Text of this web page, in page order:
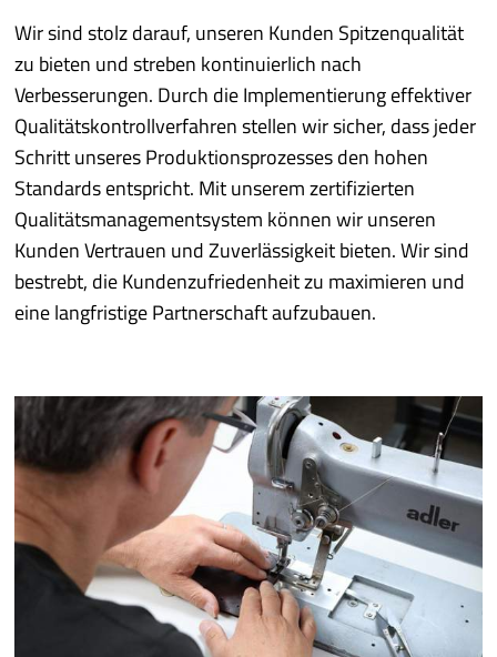
Wir sind stolz darauf, unseren Kunden Spitzenqualität
zu bieten und streben kontinuierlich nach
Verbesserungen. Durch die Implementierung effektiver
Qualitätskontrollverfahren stellen wir sicher, dass jeder
Schritt unseres Produktionsprozesses den hohen
Standards entspricht. Mit unserem zertifizierten
Qualitätsmanagementsystem können wir unseren
Kunden Vertrauen und Zuverlässigkeit bieten. Wir sind
bestrebt, die Kundenzufriedenheit zu maximieren und
eine langfristige Partnerschaft aufzubauen.